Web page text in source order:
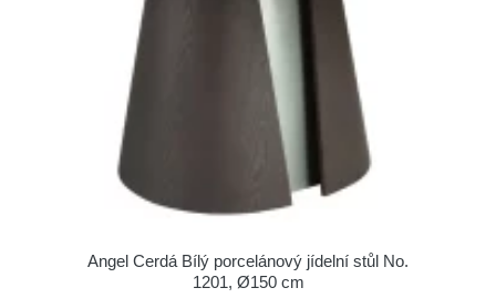
Angel Cerdá Bílý porcelánový jídelní stůl No.
1201, Ø150 cm